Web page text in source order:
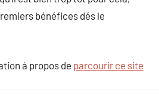
bénéfices dés le
à propos de parcourir ce site